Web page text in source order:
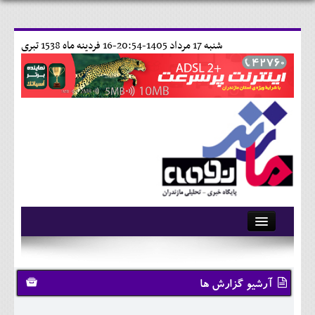
16 فردينه ماه 1538 تبری شنبه 17 مرداد 1405-20:54-
آرشیو
تماس با ما
وبلاگ
آرشیو گزارش ها